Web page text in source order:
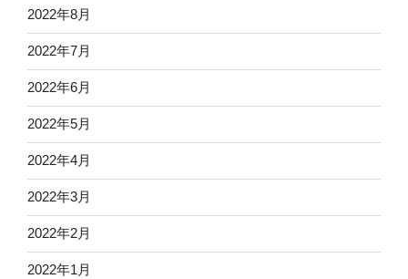
2022年8月
2022年7月
2022年6月
2022年5月
2022年4月
2022年3月
2022年2月
2022年1月